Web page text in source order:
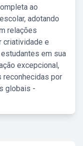
ao
adotando
relações
criatividade e
em sua
excepcional,
reconhecidas por
globais -